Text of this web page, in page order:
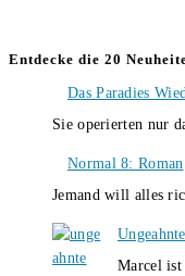
Entdecke die 20
Das Paradies
Sie operierten nur
Normal 8: Roman
Jemand will alles
Marcel